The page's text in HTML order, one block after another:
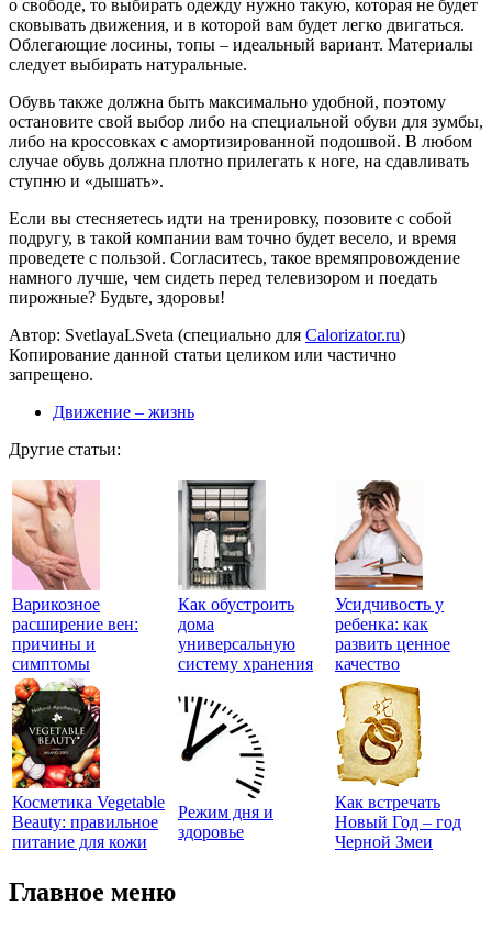
о свободе, то выбирать одежду нужно такую, которая не будет
сковывать движения, и в которой вам будет легко двигаться.
Облегающие лосины, топы – идеальный вариант. Материалы
следует выбирать натуральные.
Обувь также должна быть максимально удобной, поэтому
остановите свой выбор либо на специальной обуви для зумбы,
либо на кроссовках с амортизированной подошвой. В любом
случае обувь должна плотно прилегать к ноге, на сдавливать
ступню и «дышать».
Если вы стесняетесь идти на тренировку, позовите с собой
подругу, в такой компании вам точно будет весело, и время
проведете с пользой. Согласитесь, такое времяпровождение
намного лучше, чем сидеть перед телевизором и поедать
пирожные? Будьте, здоровы!
Автор: SvetlayaLSveta (специально для Calorizator.ru)
Копирование данной статьи целиком или частично
запрещено.
Движение – жизнь
Другие статьи:
Варикозное
расширение вен:
причины и
симптомы
Как обустроить
дома
универсальную
систему хранения
Усидчивость у
ребенка: как
развить ценное
качество
Косметика Vegetable
Beauty: правильное
питание для кожи
Режим дня и
здоровье
Как встречать
Новый Год – год
Черной Змеи
Главное меню